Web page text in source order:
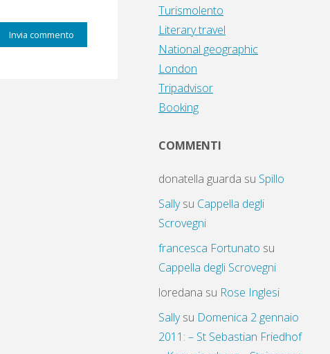
Turismolento
Literary travel
National geographic
London
Tripadvisor
Booking
COMMENTI
donatella guarda su Spillo
Sallysu Cappella degli
Scrovegni
francesca Fortunato su
Cappella degli Scrovegni
loredana su Rose Inglesi
Sallysu Domenica 2 gennaio
2011: – St Sebastian Friedhof